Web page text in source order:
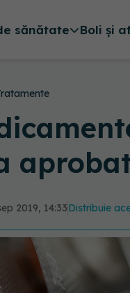
sănătate Boli și
2019, 14:33Distribuie